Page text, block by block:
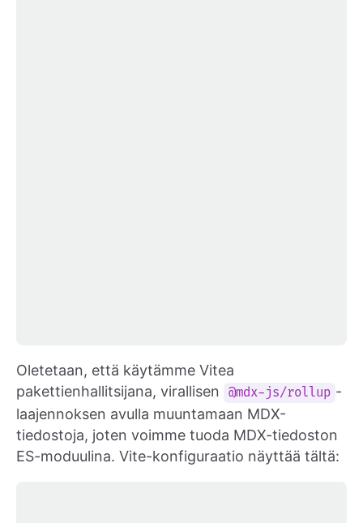
Oletetaan, että käytämme Vitea
pakettienhallitsijana, virallisen
@mdx-js/rollup -
laajennoksen avulla muuntamaan MDX-
tiedostoja, joten voimme tuoda MDX-tiedoston
ES-moduulina. Vite-konfiguraatio näyttää tältä: